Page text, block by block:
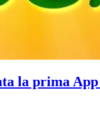
la prima